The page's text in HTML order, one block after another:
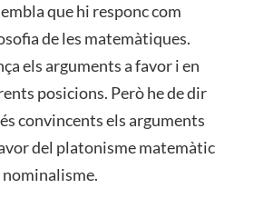
que hi responc com
de les matemàtiques.
els arguments a favor i en
posicions. Però he de dir
convincents els arguments
del platonisme matemàtic
nominalisme.